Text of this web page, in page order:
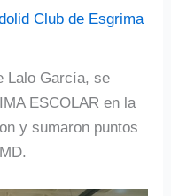
Club de Esgrima
Lalo García, se
ESCOLAR en la
y sumaron puntos